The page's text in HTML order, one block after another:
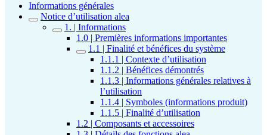
Informations générales
Notice d’utilisation alea
1. | Informations
1.0 | Premières informations importantes
1.1 | Finalité et bénéfices du système
1.1.1 | Contexte d’utilisation
1.1.2 | Bénéfices démontrés
1.1.3 | Informations générales relatives à
l’utilisation
1.1.4 | Symboles (informations produit)
1.1.5 | Finalité d’utilisation
1.2 | Composants et accessoires